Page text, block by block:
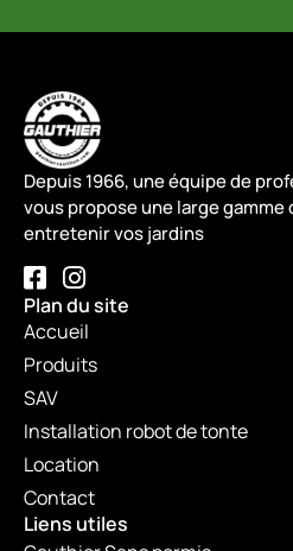
Depuis 1966, une équipe de
vous propose une large
entretenir vos jardins
Plan du site
Accueil
Produits
SAV
Installation robot de tonte
Location
Contact
Liens utiles